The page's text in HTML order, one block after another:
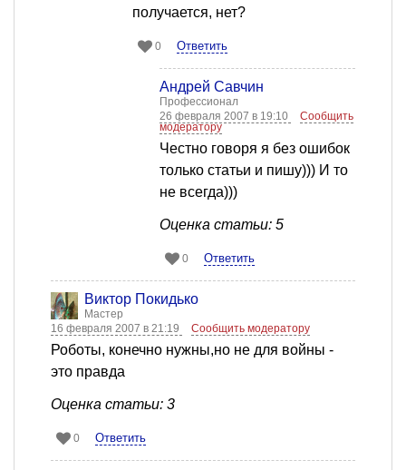
получается, нет?
0 Ответить
Андрей Савчин
Профессионал
26 февраля 2007 в 19:10
Сообщить
модератору
Честно говоря я без ошибок
только статьи и пишу))) И то
не всегда)))
Оценка статьи: 5
0 Ответить
Виктор Покидько
Мастер
16 февраля 2007 в 21:19
Сообщить модератору
Роботы, конечно нужны,но не для войны -
это правда
Оценка статьи: 3
0 Ответить